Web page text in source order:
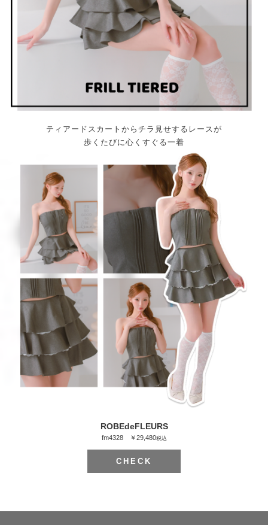
ティアードスカートからチラ見せするレースが
歩くたびに心くすぐる一着
ROBEdeFLEURS
fm4328 ￥29,480税込
CHECK